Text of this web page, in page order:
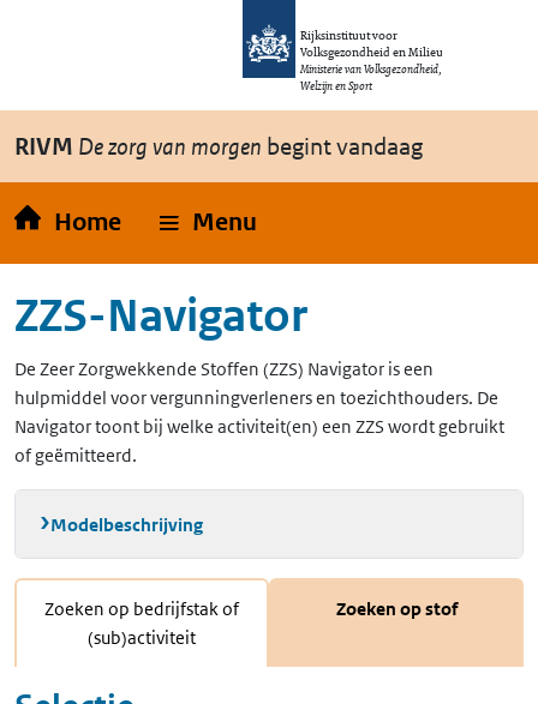
Overslaan en naar de inhoud gaan
Rijksinstituut voor
Volksgezondheid en Milieu
Ministerie van Volksgezondheid,
Welzijn en Sport
RIVM De zorg van morgen begint vandaag
Home Menu
ZZS-Navigator
De Zeer Zorgwekkende Stoffen (ZZS) Navigator is een
hulpmiddel voor vergunningverleners en toezichthouders. De
Navigator toont bij welke activiteit(en) een ZZS wordt gebruikt
of geëmitteerd.
Modelbeschrijving
Zoeken op bedrijfstak of
(sub)activiteit
Zoeken op stof